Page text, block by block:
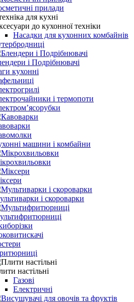
прилади
для кухні
до кухонної техніки
Насадки для кухонних комбайнів
і Подрібнювачі
кухонні
і термопоти
машини і комбайни
і скороварки
настільні
Газові
Електричні